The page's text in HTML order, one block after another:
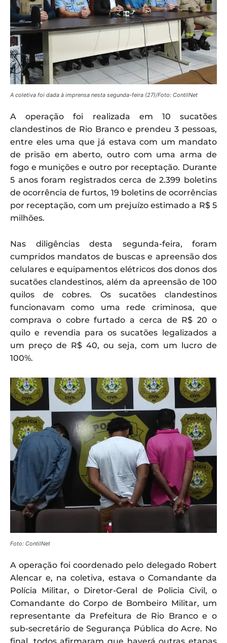
A coletiva foi dada à imprensa nesta segunda-feira (27)/Foto: ContilNet
A operação foi realizada em 10 sucatões
clandestinos de Rio Branco e prendeu 3 pessoas,
entre eles uma que já estava com um mandato
de prisão em aberto, outro com uma arma de
fogo e munições e outro por receptação. Durante
5 anos foram registrados cerca de 2.399 boletins
de ocorrência de furtos, 19 boletins de ocorrências
por receptação, com um prejuízo estimado a R$ 5
milhões.
Nas diligências desta segunda-feira, foram
cumpridos mandatos de buscas e apreensão dos
celulares e equipamentos elétricos dos donos dos
sucatões clandestinos, além da apreensão de 100
quilos de cobres. Os sucatões clandestinos
funcionavam como uma rede criminosa, que
comprava o cobre furtado a cerca de R$ 20 o
quilo e revendia para os sucatões legalizados a
um preço de R$ 40, ou seja, com um lucro de
100%.
Foto: ContilNet
A operação foi coordenado pelo delegado Robert
Alencar e, na coletiva, estava o Comandante da
Polícia Militar, o Diretor-Geral de Policia Civil, o
Comandante do Corpo de Bombeiro Militar, um
representante da Prefeitura de Rio Branco e o
sub-secretário de Segurança Pública do Acre. No